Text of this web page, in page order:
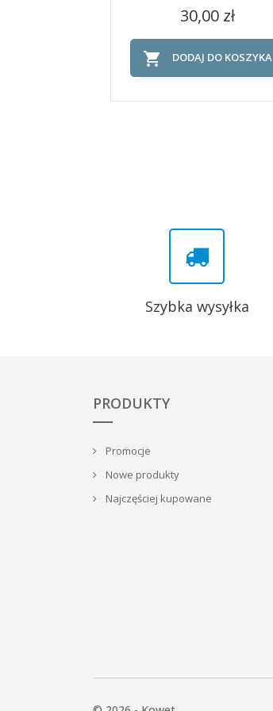
Szybki podgląd
Cena
30,00 zł
 DODAJ DO KOSZYKA
Szybka wysyłka
PRODUKTY
Promocje
Nowe produkty
Najczęściej kupowane